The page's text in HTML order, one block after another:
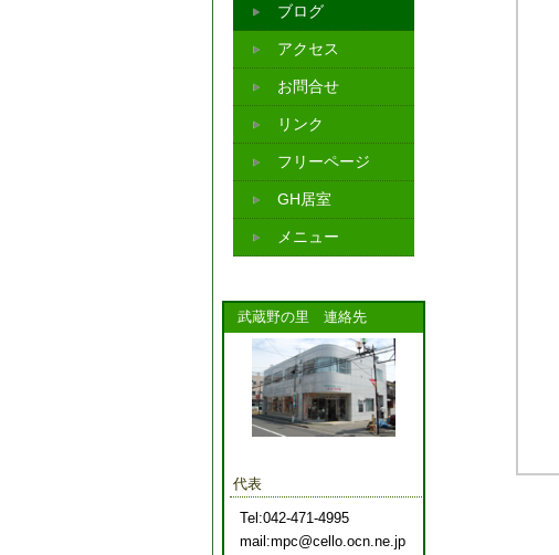
ブログ
アクセス
お問合せ
リンク
フリーページ
GH居室
メニュー
武蔵野の里 連絡先
代表
Tel:042-471-4995
mail:mpc@cello.ocn.ne.jp